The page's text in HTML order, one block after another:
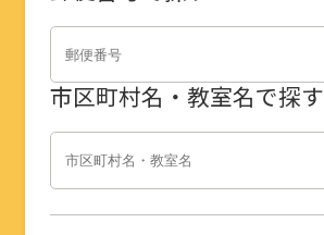
市区町村名・教室名で探す